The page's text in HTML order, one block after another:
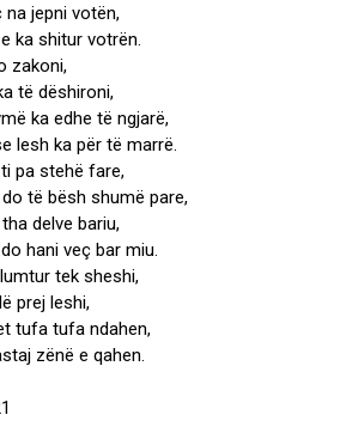
na jepni votën,
ka shitur votrën.
zakoni,
të dëshironi,
ka edhe të ngjarë,
lesh ka për të marrë.
pa stehë fare,
të bësh shumë pare,
delve bariu,
hani veç bar miu.
tek sheshi,
prej leshi,
tufa tufa ndahen,
zënë e qahen.